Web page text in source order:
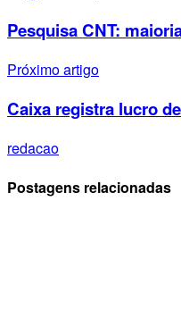
Pesquisa CNT:
Próximo artigo
Caixa registra lucro
redacao
Postagens relacionadas